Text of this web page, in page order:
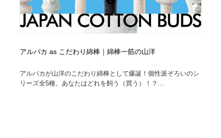
アルパカ as こだわり綿棒｜綿棒一筋の山洋
アルパカが山洋のこだわり綿棒として爆誕！個性派ぞろいのシ
リーズ全5種。あなたはどれを飼う（買う）！？...